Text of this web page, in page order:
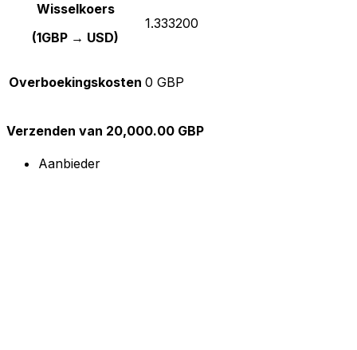
Wisselkoers
(1GBP → USD)
1.333200
Overboekingskosten 0 GBP
Verzenden van 20,000.00 GBP
Aanbieder